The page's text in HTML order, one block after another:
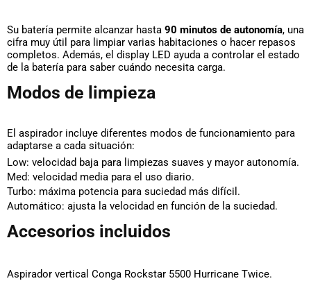
Su batería permite alcanzar hasta 90 minutos de autonomía, una
cifra muy útil para limpiar varias habitaciones o hacer repasos
completos. Además, el display LED ayuda a controlar el estado
de la batería para saber cuándo necesita carga.
Modos de limpieza
El aspirador incluye diferentes modos de funcionamiento para
adaptarse a cada situación:
Low: velocidad baja para limpiezas suaves y mayor autonomía.
Med: velocidad media para el uso diario.
Turbo: máxima potencia para suciedad más difícil.
Automático: ajusta la velocidad en función de la suciedad.
Accesorios incluidos
Aspirador vertical Conga Rockstar 5500 Hurricane Twice.